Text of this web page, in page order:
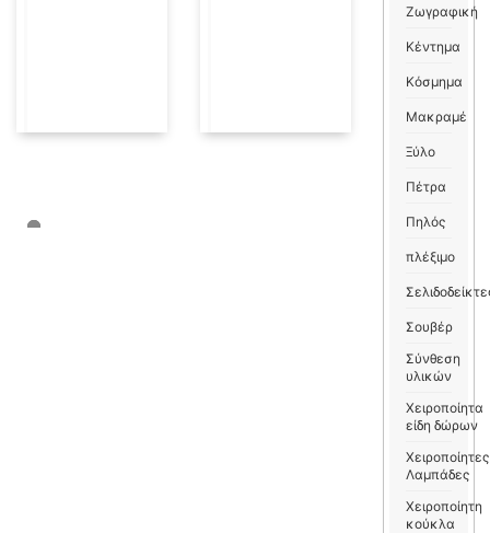
Ζωγραφική
Κέντημα
Κόσμημα
Μακραμέ
Ξύλο
Πέτρα
Πηλός
πλέξιμο
Σουβέρ
Σύνθεση
υλικών
Χειροποίητα
είδη δώρων
Χειροποίητες
Λαμπάδες
Χειροποίητη
κούκλα